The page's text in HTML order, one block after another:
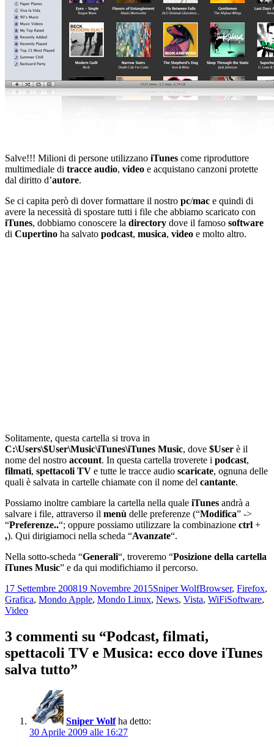
Salve!!! Milioni di persone utilizzano iTunes come riproduttore
multimediale di tracce audio, video e acquistano canzoni protette
dal diritto d’autore.
Se ci capita però di dover formattare il nostro pc/mac e quindi di
avere la necessità di spostare tutti i file che abbiamo scaricato con
iTunes, dobbiamo conoscere la directory dove il famoso software
di Cupertino ha salvato podcast, musica, video e molto altro.
Solitamente, questa cartella si trova in
C:\Users\$User\Music\iTunes\iTunes Music, dove $User è il
nome del nostro account. In questa cartella troverete i podcast,
filmati, spettacoli TV e tutte le tracce audio scaricate, ognuna delle
quali è salvata in cartelle chiamate con il nome del cantante.
Possiamo inoltre cambiare la cartella nella quale iTunes andrà a
salvare i file, attraverso il menù delle preferenze (“Modifica” ->
“Preferenze..“; oppure possiamo utilizzare la combinazione ctrl +
,). Qui dirigiamoci nella scheda “Avanzate“.
Nella sotto-scheda “Generali“, troveremo “Posizione della cartella
iTunes Music” e da qui modifichiamo il percorso.
Scritto
il
17 Settembre 200819 Novembre 2015Autore
Sniper WolfCategorie
Browser, Firefox,
Grafica, Mondo Apple, Mondo Linux, News, Vista, WiFiTag
Software,
Video
3 commenti su “Podcast, filmati,
spettacoli TV e Musica: ecco dove iTunes
salva tutto”
Sniper Wolf ha detto:
30 Aprile 2009 alle 16:27